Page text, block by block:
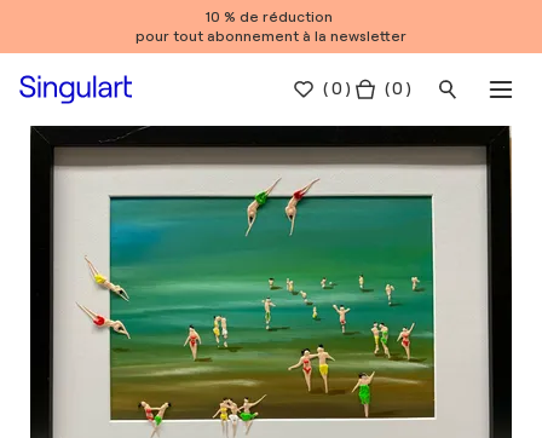
10 % de réduction
pour tout abonnement à la newsletter
(0 ) ( 0 )